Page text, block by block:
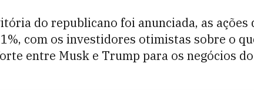
do republicano foi anunciada, as ações
com os investidores otimistas sobre o
entre Musk e Trump para os negócios